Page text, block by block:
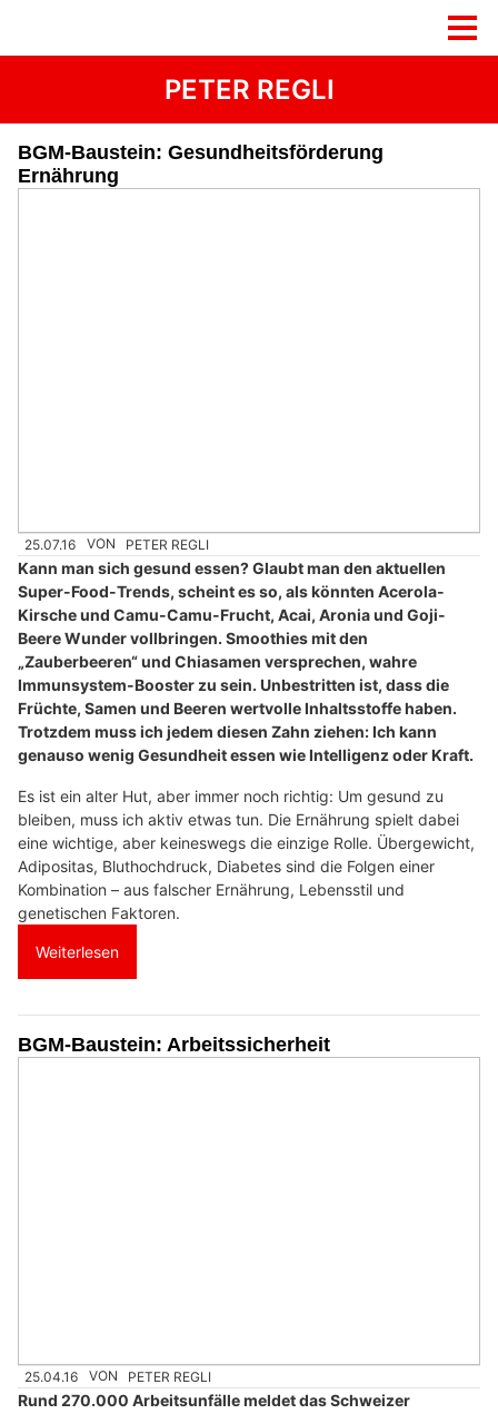
PETER REGLI
BGM-Baustein: Gesundheitsförderung
Ernährung
25.07.16 VON PETER REGLI
Kann man sich gesund essen? Glaubt man den aktuellen
Super-Food-Trends, scheint es so, als könnten Acerola-
Kirsche und Camu-Camu-Frucht, Acai, Aronia und Goji-
Beere Wunder vollbringen. Smoothies mit den
„Zauberbeeren“ und Chiasamen versprechen, wahre
Immunsystem-Booster zu sein. Unbestritten ist, dass die
Früchte, Samen und Beeren wertvolle Inhaltsstoffe haben.
Trotzdem muss ich jedem diesen Zahn ziehen: Ich kann
genauso wenig Gesundheit essen wie Intelligenz oder Kraft.
Es ist ein alter Hut, aber immer noch richtig: Um gesund zu
bleiben, muss ich aktiv etwas tun. Die Ernährung spielt dabei
eine wichtige, aber keineswegs die einzige Rolle. Übergewicht,
Adipositas, Bluthochdruck, Diabetes sind die Folgen einer
Kombination – aus falscher Ernährung, Lebensstil und
genetischen Faktoren.
Weiterlesen
BGM-Baustein: Arbeitssicherheit
25.04.16 VON PETER REGLI
Rund 270.000 Arbeitsunfälle meldet das Schweizer